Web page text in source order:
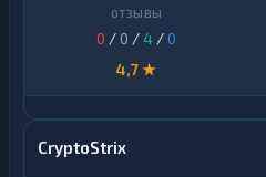
0 / 0 / 4 /0
4,7 ★
CryptoStrix